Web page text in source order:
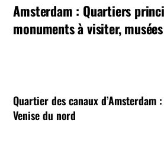
Amsterdam : Quartiers
monuments à visiter,
Quartier des canaux d’Amsterdam
Venise du nord